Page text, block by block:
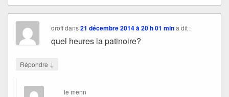
droffdans21 décembre 2014 à 20 h 01 min a dit :
quel heures la patinoire?
Répondre ↓
le menn